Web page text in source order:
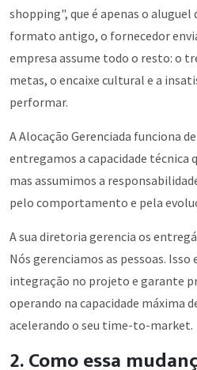
shopping", que é apenas o aluguel
formato antigo, o fornecedor
empresa assume todo o resto: o
metas, o encaixe cultural e a
performar.
A Alocação Gerenciada funciona
entregamos a capacidade técnica
mas assumimos a
pelo comportamento e pela
A sua diretoria gerencia os
Nós gerenciamos as pessoas.
integração no projeto e garante
operando na capacidade máxima
acelerando o seu time-to-market.
2. Como essa